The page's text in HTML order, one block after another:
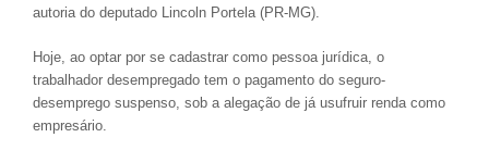
autoria do deputado Lincoln Portela (PR-MG).
Hoje, ao optar por se cadastrar como pessoa jurídica, o
trabalhador desempregado tem o pagamento do seguro-
desemprego suspenso, sob a alegação de já usufruir renda como
empresário.